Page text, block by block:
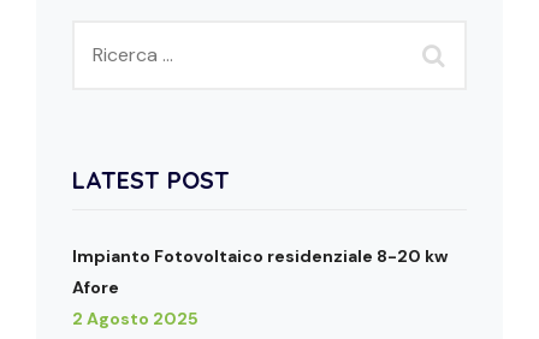
LATEST POST
Impianto Fotovoltaico residenziale 8-20 kw
Afore
2 Agosto 2025